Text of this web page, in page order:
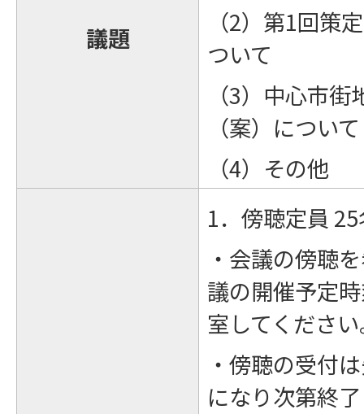
議題
（2）第1回策
ついて
（3）中心市
（案）について
（4）その他
1．傍聴定員
・会議の傍聴
議の開催予定
室してくださ
・傍聴の受付
になり次第終